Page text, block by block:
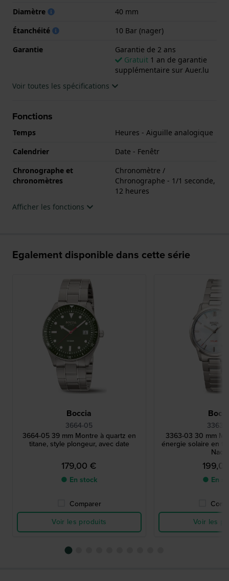
Diamètre
40 mm
Étanchéité
10 Bar (nager)
Garantie
Garantie de 2 ans
Gratuit 1 an de garantie
supplémentaire sur Auer.lu
Voir toutes les spécifications
Fonctions
Temps
Heures - Aiguille analogique
Calendrier
Date - Fenêtr
Chronographe et
chronomètres
Chronomètre /
Chronographe - 1/1 seconde,
12 heures
Afficher les fonctions
Egalement disponible dans cette série
Boccia
3664-05
3664-05 39 mm Montre à quartz en
titane, style plongeur, avec date
179,00 €
● En stock
Comparer
Voir les produits
3363-
3363-03 30 mm
énergie solaire en
● En
Voir les